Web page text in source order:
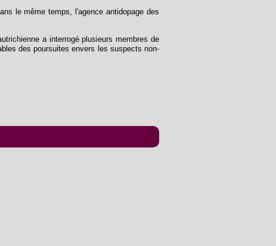
le même temps, l'agence antidopage des
a interrogé plusieurs membres de
des poursuites envers les suspects non-